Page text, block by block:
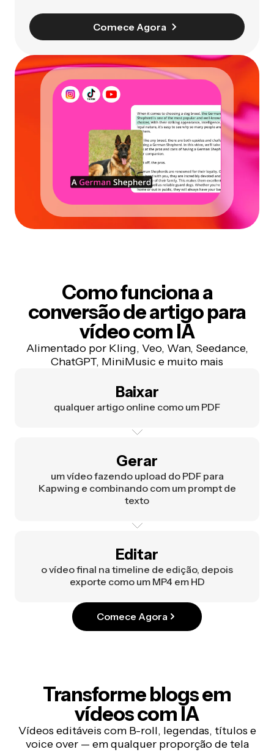
Comece Agora
Como funciona a
conversão de artigo para
vídeo com IA
Alimentado por Kling, Veo, Wan, Seedance,
ChatGPT, MiniMusic e muito mais
Baixar
qualquer artigo online como um PDF
Gerar
um vídeo fazendo upload do PDF para
Kapwing e combinando com um prompt de
texto
Editar
o vídeo final na timeline de edição, depois
exporte como um MP4 em HD
Comece Agora
Transforme blogs em
vídeos com IA
Vídeos editáveis com B-roll, legendas, títulos e
voice over — em qualquer proporção de tela